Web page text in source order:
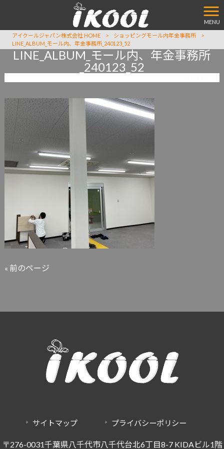
MENU
アイクールジャパン株式会社 HOME > ショッピングモール内年金事務所
>
LINE_ALBUM_モール内、年金事務所_240123_52
LINE_ALBUM_モール内、年金事務所
_240123_52
« 前のページ
サイトマップ プライバシーポリシー
〒276-0031千葉県八千代市八千代台北6丁目8-7 KIDAビル1階